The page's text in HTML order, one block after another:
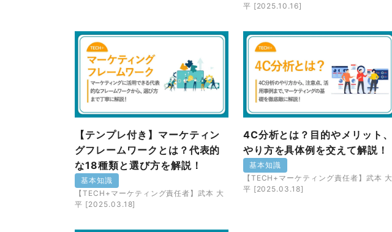
平 [2025.10.16]
【テンプレ付き】マーケティン
グフレームワークとは？代表的
な18種類と選び方を解説！
基本知識
【TECH+マーケティング責任者】武本 大
平 [2025.03.18]
4C分析とは？目的やメリット、
やり方を具体例を交えて解説！
基本知識
【TECH+マーケティング責任者】武本 大
平 [2025.03.18]